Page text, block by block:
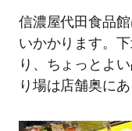
信濃屋代田食品
いかかります。
り、ちょっとよ
り場は店舗奥にあ